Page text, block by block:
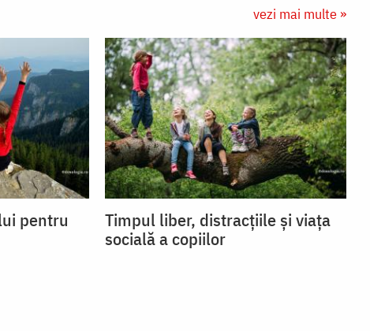
vezi mai multe »
pentru
Timpul liber, distracțiile și viața
socială a copiilor